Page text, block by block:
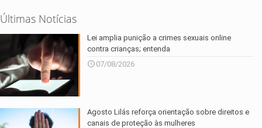
Últimas Notícias
Lei amplia punição a crimes sexuais online
contra crianças; entenda
07/08/2026
Agosto Lilás reforça orientação sobre direitos e
canais de proteção às mulheres